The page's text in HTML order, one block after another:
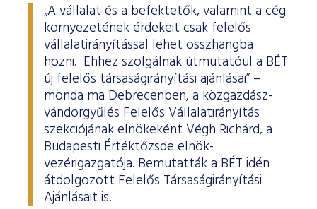
„A vállalat és a befektetők, valamint a cég
környezetének érdekeit csak felelős
vállalatirányítással lehet összhangba
hozni. Ehhez szolgálnak útmutatóul a BÉT
új felelős társaságirányítási ajánlásai” –
monda ma Debrecenben, a közgazdász-
vándorgyűlés Felelős Vállalatirányítás
szekciójának elnökeként Végh Richárd, a
Budapesti Értéktőzsde elnök-
vezérigazgatója. Bemutatták a BÉT idén
átdolgozott Felelős Társaságirányítási
Ajánlásait is.